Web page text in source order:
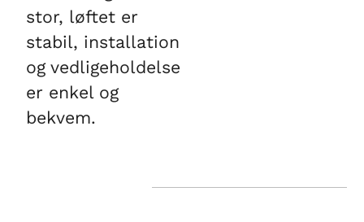
stor, løftet er
stabil, installation
og vedligeholdelse
er enkel og
bekvem.